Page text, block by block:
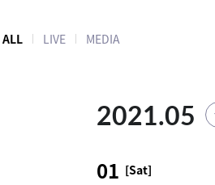
ALL LIVE MEDIA
2021.05
01 [Sat]